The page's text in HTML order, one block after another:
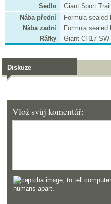
Sedlo
Giant Sport Trail
Nába přední
Formula sealed
Nába zadní
Formula sealed
Ráfky
Giant CH17 SW
Diskuze
Vlož svůj komentář: